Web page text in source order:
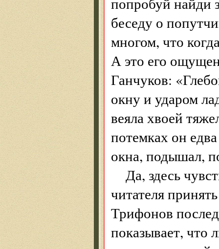
беседу о
многом, что
А это его
Ганчуков:
окну и ударом
веяла хвоей
потемках он
окна, подышал,
Да, здесь
читателя
Трифонов
показывает, что